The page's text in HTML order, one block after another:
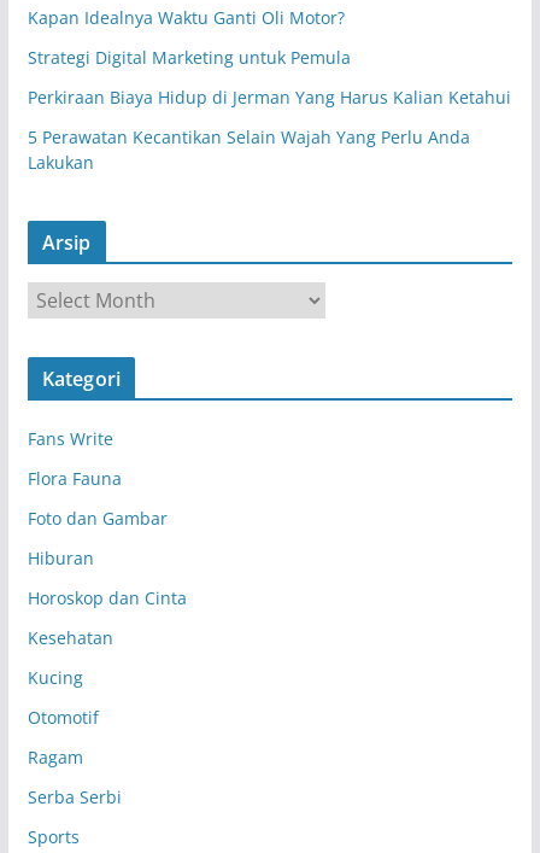
Kapan Idealnya Waktu Ganti Oli Motor?
Strategi Digital Marketing untuk Pemula
Perkiraan Biaya Hidup di Jerman Yang Harus Kalian Ketahui
5 Perawatan Kecantikan Selain Wajah Yang Perlu Anda
Lakukan
Arsip
r
s
Kategori
Fans Write
Flora Fauna
Foto dan Gambar
Hiburan
Horoskop dan Cinta
Kesehatan
Kucing
Otomotif
Ragam
Serba Serbi
Sports